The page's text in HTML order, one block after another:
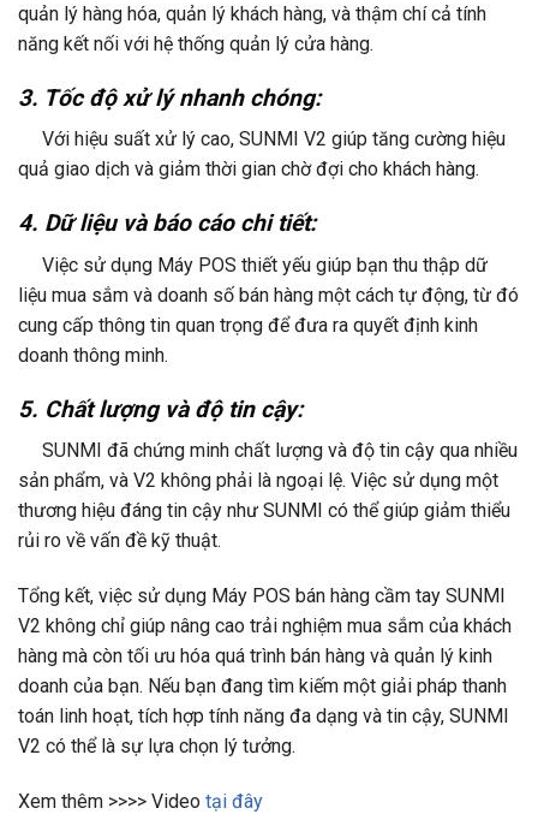
quản lý hàng hóa, quản lý khách hàng, và thậm chí cả tính
năng kết nối với hệ thống quản lý cửa hàng.
3. Tốc độ xử lý nhanh chóng:
Với hiệu suất xử lý cao, SUNMI V2 giúp tăng cường hiệu
quả giao dịch và giảm thời gian chờ đợi cho khách hàng.
4. Dữ liệu và báo cáo chi tiết:
Việc sử dụng Máy POS thiết yếu giúp bạn thu thập dữ
liệu mua sắm và doanh số bán hàng một cách tự động, từ đó
cung cấp thông tin quan trọng để đưa ra quyết định kinh
doanh thông minh.
5. Chất lượng và độ tin cậy:
SUNMI đã chứng minh chất lượng và độ tin cậy qua nhiều
sản phẩm, và V2 không phải là ngoại lệ. Việc sử dụng một
thương hiệu đáng tin cậy như SUNMI có thể giúp giảm thiểu
rủi ro về vấn đề kỹ thuật.
Tổng kết, việc sử dụng Máy POS bán hàng cầm tay SUNMI
V2 không chỉ giúp nâng cao trải nghiệm mua sắm của khách
hàng mà còn tối ưu hóa quá trình bán hàng và quản lý kinh
doanh của bạn. Nếu bạn đang tìm kiếm một giải pháp thanh
toán linh hoạt, tích hợp tính năng đa dạng và tin cậy, SUNMI
V2 có thể là sự lựa chọn lý tưởng.
Xem thêm >>>> Video tại đây